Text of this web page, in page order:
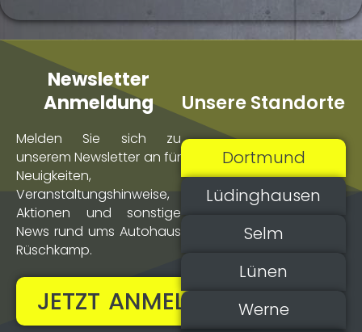
Newsletter
Anmeldung
Melden Sie sich zu
unserem Newsletter an für
Neuigkeiten,
Veranstaltungs­hinweise,
Aktionen und sonstige
News rund ums Autohaus
Rüschkamp.
JETZT ANMELDEN!
Unsere Standorte
Dortmund
Lüdinghausen
Selm
Lünen
Werne